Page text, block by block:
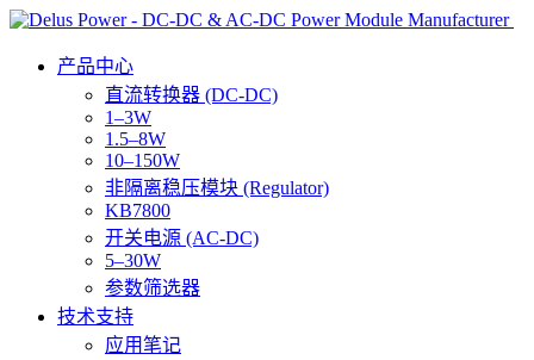
产品中心
直流转换器 (DC-DC)
1–3W
1.5–8W
10–150W
非隔离稳压模块 (Regulator)
KB7800
开关电源 (AC-DC)
5–30W
参数筛选器
技术支持
应用笔记